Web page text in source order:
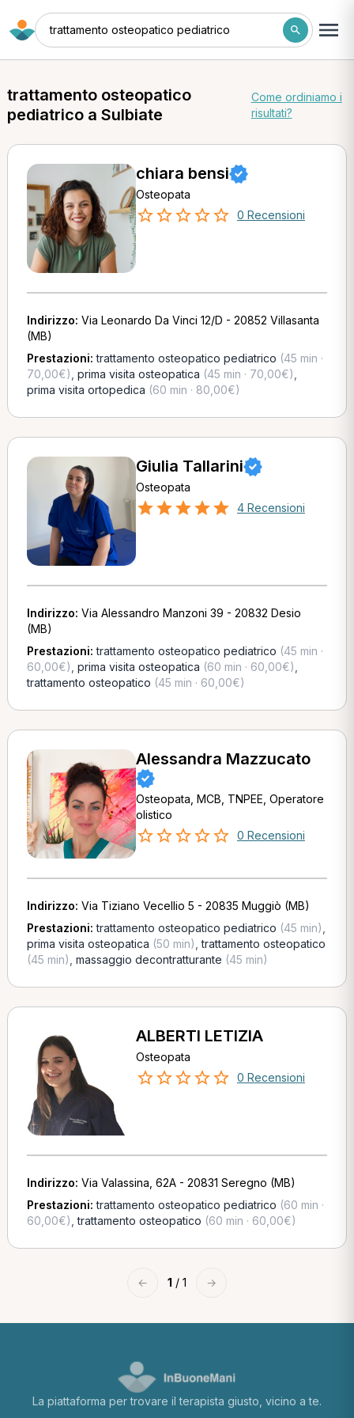
trattamento osteopatico pediatrico
trattamento osteopatico
pediatrico a Sulbiate
Come ordiniamo i
risultati?
chiara bensi
Osteopata
0 Recensioni
Indirizzo: Via Leonardo Da Vinci 12/D - 20852 Villasanta
(MB)
Prestazioni:trattamento osteopatico pediatrico (45 min ·
70,00€) prima visita osteopatica (45 min · 70,00€)
prima visita ortopedica (60 min · 80,00€)
Giulia Tallarini
Osteopata
4 Recensioni
Indirizzo: Via Alessandro Manzoni 39 - 20832 Desio
(MB)
Prestazioni:trattamento osteopatico pediatrico (45 min ·
60,00€) prima visita osteopatica (60 min · 60,00€)
trattamento osteopatico (45 min · 60,00€)
Alessandra Mazzucato
Osteopata, MCB, TNPEE, Operatore
olistico
0 Recensioni
Indirizzo: Via Tiziano Vecellio 5 - 20835 Muggiò (MB)
Prestazioni:trattamento osteopatico pediatrico (45 min)
prima visita osteopatica (50 min) ,trattamento osteopatico
(45 min) massaggio decontratturante (45 min)
ALBERTI LETIZIA
Osteopata
0 Recensioni
Indirizzo: Via Valassina, 62A - 20831 Seregno (MB)
Prestazioni:trattamento osteopatico pediatrico (60 min ·
60,00€) ,trattamento osteopatico (60 min · 60,00€)
← 1 / 1 →
La piattaforma per trovare il terapista giusto, vicino a te.